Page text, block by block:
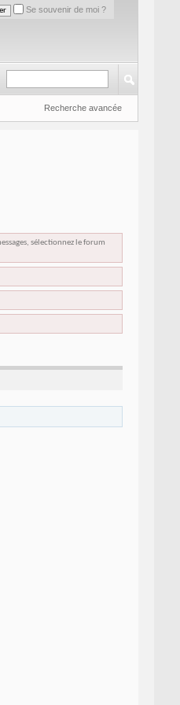
Se souvenir de moi ?
Recherche avancée
sélectionnez le forum